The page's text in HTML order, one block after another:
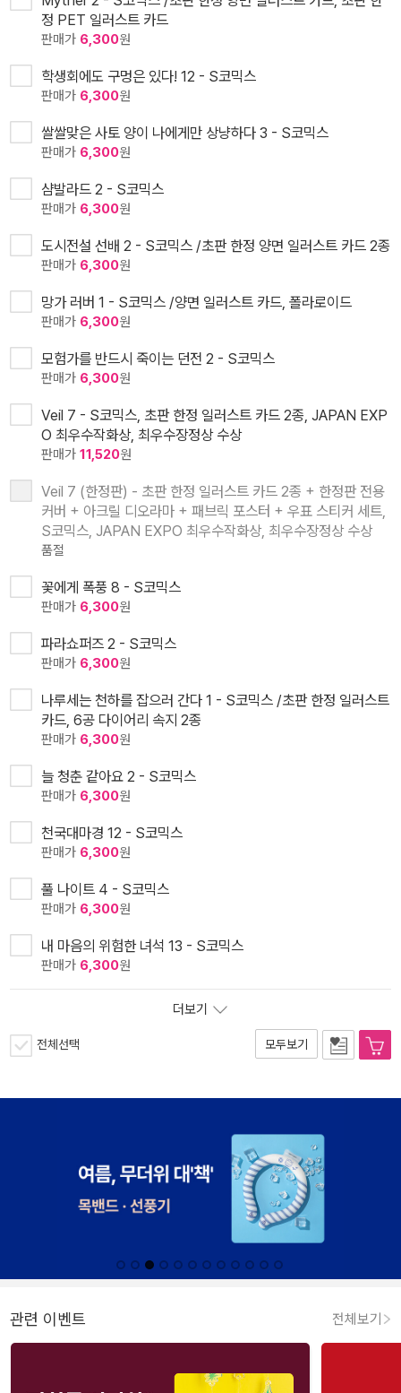
정 PET 일러스트 카드
판매가 6,300원
학생회에도 구멍은 있다! 12 - S코믹스
판매가 6,300원
쌀쌀맞은 사토 양이 나에게만 상냥하다 3 - S코믹스
판매가 6,300원
샴발라드 2 - S코믹스
판매가 6,300원
도시전설 선배 2 - S코믹스 /초판 한정 양면 일러스트 카드 2종
판매가 6,300원
망가 러버 1 - S코믹스 /양면 일러스트 카드, 폴라로이드
판매가 6,300원
모험가를 반드시 죽이는 던전 2 - S코믹스
판매가 6,300원
Veil 7 - S코믹스, 초판 한정 일러스트 카드 2종, JAPAN EXP
O 최우수작화상, 최우수장정상 수상
판매가 11,520원
Veil 7 (한정판) - 초판 한정 일러스트 카드 2종 + 한정판 전용
커버 + 아크릴 디오라마 + 패브릭 포스터 + 우표 스티커 세트,
S코믹스, JAPAN EXPO 최우수작화상, 최우수장정상 수상
품절
꽃에게 폭풍 8 - S코믹스
판매가 6,300원
파라쇼퍼즈 2 - S코믹스
판매가 6,300원
나루세는 천하를 잡으러 간다 1 - S코믹스 /초판 한정 일러스트
카드, 6공 다이어리 속지 2종
판매가 6,300원
늘 청춘 같아요 2 - S코믹스
판매가 6,300원
천국대마경 12 - S코믹스
판매가 6,300원
풀 나이트 4 - S코믹스
판매가 6,300원
내 마음의 위험한 녀석 13 - S코믹스
판매가 6,300원
더보기
전체선택 모두보기
관련 이벤트 전체보기